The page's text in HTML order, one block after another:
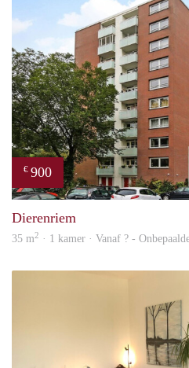
€ 900
Dierenriem
35 m2 · 1 kamer · Vanaf ? -